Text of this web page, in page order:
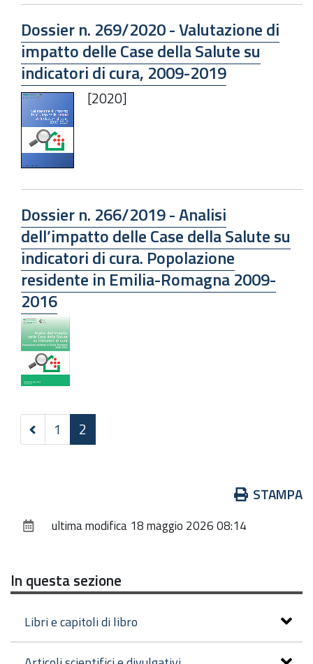
Dossier n. 269/2020 - Valutazione di
impatto delle Case della Salute su
indicatori di cura, 2009-2019
[2020]
Dossier n. 266/2019 - Analisi
dell’impatto delle Case della Salute su
indicatori di cura. Popolazione
residente in Emilia-Romagna 2009-
2016
Precedenti
30
1 2
documento
STAMPA
ultima modifica 18 maggio 2026 08:14
In questa sezione
Libri e capitoli di libro